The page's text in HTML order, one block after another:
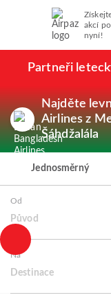
akcí
nyní!
Partneři
Najděte
Airlines z
Šáhdžalála
Jednosměrný
Od
Původ
Na
Destinace